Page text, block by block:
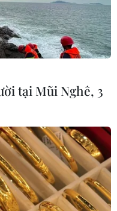
tại Mũi Nghê, 3